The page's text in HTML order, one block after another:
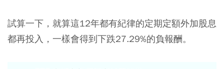
試算一下，就算這12年都有紀律的定期定額外加股息
都再投入，一樣會得到下跌27.29%的負報酬。